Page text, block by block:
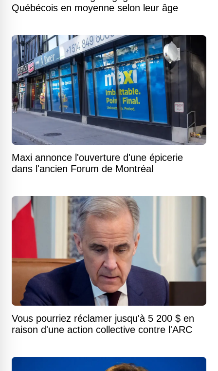
Québécois en moyenne selon leur âge
Maxi annonce l'ouverture d'une épicerie
dans l'ancien Forum de Montréal
Vous pourriez réclamer jusqu'à 5 200 $ en
raison d'une action collective contre l'ARC